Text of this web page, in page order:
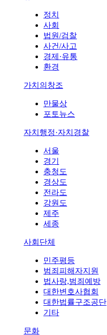
정치
사회
법원/검찰
사건/사고
경제·유통
환경
가치의창조
만물상
포토뉴스
자치행정·자치경찰
서울
경기
충청도
경상도
전라도
강원도
제주
세종
사회단체
민주평등
범죄피해자지원
법사랑,범죄예방
대한변호사협회
대한법률구조공단
기타
문화